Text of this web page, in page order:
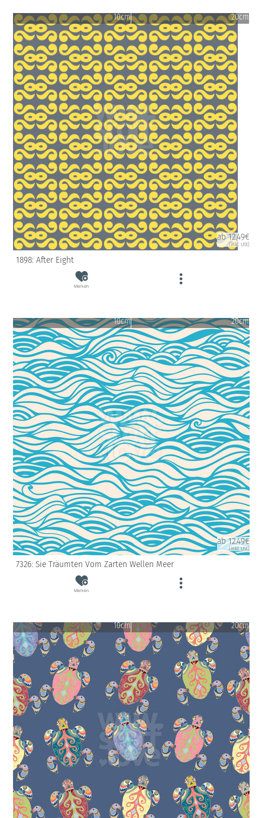
10cm 20cm
ab 12.49€
(inkl. USt)
1898: After Eight
Merken
10cm 20cm
ab 12.49€
(inkl. USt)
7326: Sie Träumten Vom Zarten Wellen Meer
Merken
10cm 20cm